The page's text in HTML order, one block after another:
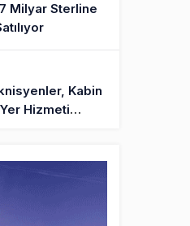
Milyar Sterline
Kabin
Hizmeti
Dubai’ye